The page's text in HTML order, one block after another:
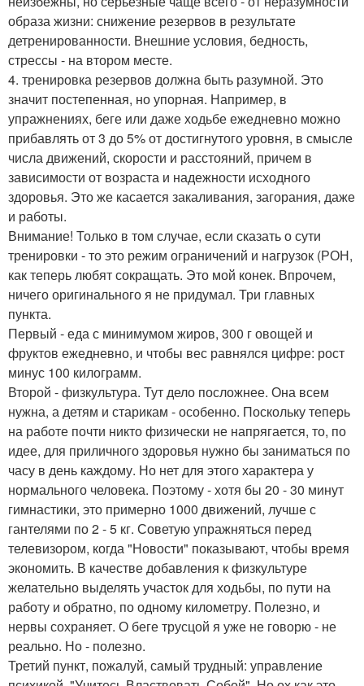
образа жизни: снижение резервов в результате
детренированности. Внешние условия, бедность,
стрессы - на втором месте.
4. тренировка резервов должна быть разумной. Это
значит постепенная, но упорная. Например, в
упражнениях, беге или даже ходьбе ежедневно можно
прибавлять от 3 до 5% от достигнутого уровня, в смысле
числа движений, скорости и расстояний, причем в
зависимости от возраста и надежности исходного
здоровья. Это же касается закаливания, загорания, даже
и работы.
Внимание! Только в том случае, если сказать о сути
тренировки - то это режим ограничений и нагрузок (РОН,
как теперь любят сокращать. Это мой конек. Впрочем,
ничего оригинального я не придумал. Три главных
пункта.
Первый - еда с минимумом жиров, 300 г овощей и
фруктов ежедневно, и чтобы вес равнялся цифре: рост
минус 100 килограмм.
Второй - физкультура. Тут дело посложнее. Она всем
нужна, а детям и старикам - особенно. Поскольку теперь
на работе почти никто физически не напрягается, то, по
идее, для приличного здоровья нужно бы заниматься по
часу в день каждому. Но нет для этого характера у
нормального человека. Поэтому - хотя бы 20 - 30 минут
гимнастики, это примерно 1000 движений, лучше с
гантелями по 2 - 5 кг. Советую упражняться перед
телевизором, когда "Новости" показывают, чтобы время
экономить. В качестве добавления к физкультуре
желательно выделять участок для ходьбы, по пути на
работу и обратно, по одному километру. Полезно, и
нервы сохраняет. О беге трусцой я уже не говорю - не
реально. Но - полезно.
Третий пункт, пожалуй, самый трудный: управление